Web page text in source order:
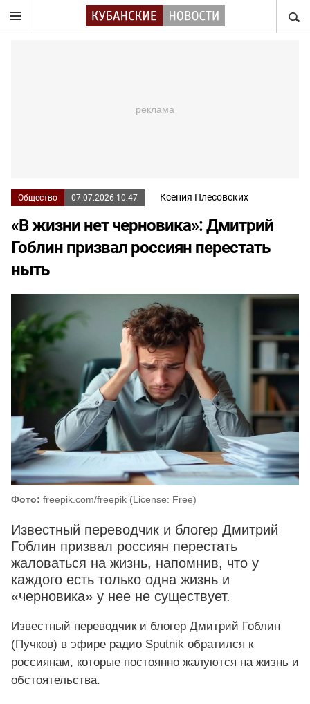
Общество 07.07.2026 10:47 Ксения Плесовских
«В жизни нет черновика»: Дмитрий
Гоблин призвал россиян перестать
ныть
Фото: freepik.com/freepik (License: Free)
Известный переводчик и блогер Дмитрий
Гоблин призвал россиян перестать
жаловаться на жизнь, напомнив, что у
каждого есть только одна жизнь и
«черновика» у нее не существует.
Известный переводчик и блогер Дмитрий Гоблин
(Пучков) в эфире радио Sputnik обратился к
россиянам, которые постоянно жалуются на жизнь и
обстоятельства.